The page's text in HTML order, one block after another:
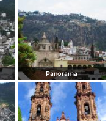
Panorama